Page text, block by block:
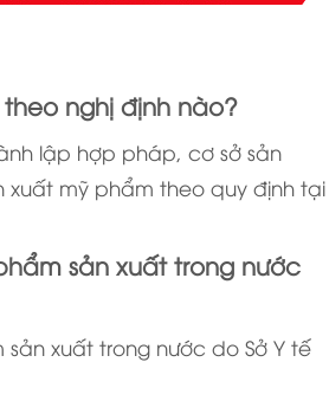
nghị định nào?
lập hợp pháp, cơ sở sản
mỹ phẩm theo quy định tại
sản xuất trong nước
xuất trong nước do Sở Y tế